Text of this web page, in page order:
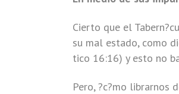
Cierto que el
su mal estado, como
tico 16:16) y esto no
Pero, ?c?mo librarnos